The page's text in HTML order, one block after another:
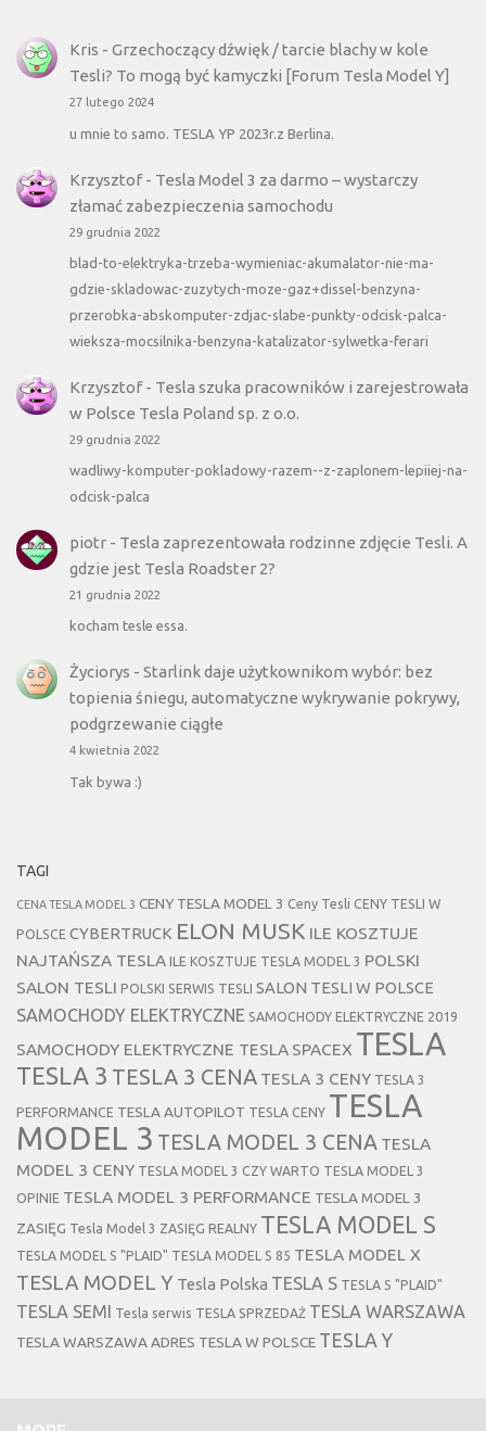
Kris - Grzechoczący dźwięk / tarcie blachy w kole
Tesli? To mogą być kamyczki [Forum Tesla Model Y]
27 lutego 2024
u mnie to samo. TESLA YP 2023r.z Berlina.
Krzysztof- Tesla Model 3 za darmo – wystarczy
złamać zabezpieczenia samochodu
29 grudnia 2022
blad-to-elektryka-trzeba-wymieniac-akumalator-nie-ma-
gdzie-skladowac-zuzytych-moze-gaz+dissel-benzyna-
przerobka-abskomputer-zdjac-slabe-punkty-odcisk-palca-
wieksza-mocsilnika-benzyna-katalizator-sylwetka-ferari
Krzysztof- Tesla szuka pracowników i zarejestrowała
w Polsce Tesla Poland sp. z o.o.
29 grudnia 2022
wadliwy-komputer-pokladowy-razem--z-zaplonem-lepiiej-na-
odcisk-palca
piotr- Tesla zaprezentowała rodzinne zdjęcie Tesli. A
gdzie jest Tesla Roadster 2?
21 grudnia 2022
kocham tesle essa.
Życiorys - Starlink daje użytkownikom wybór: bez
topienia śniegu, automatyczne wykrywanie pokrywy,
podgrzewanie ciągłe
4 kwietnia 2022
Tak bywa :)
TAGI
CENA TESLA MODEL 3 CENY TESLA MODEL 3 Ceny Tesli CENY TESLI W
POLSCE CYBERTRUCK ELON MUSK ILE KOSZTUJE
NAJTAŃSZA TESLA ILE KOSZTUJE TESLA MODEL 3 POLSKI
SALON TESLI POLSKI SERWIS TESLI SALON TESLI W POLSCE
SAMOCHODY ELEKTRYCZNE SAMOCHODY ELEKTRYCZNE 2019
SAMOCHODY ELEKTRYCZNE TESLA SPACEX TESLA
TESLA 3 TESLA 3 CENA TESLA 3 CENY TESLA 3
PERFORMANCE TESLA AUTOPILOT TESLA CENY TESLA
MODEL 3 TESLA MODEL 3 CENA TESLA
MODEL 3 CENY TESLA MODEL 3 CZY WARTO TESLA MODEL 3
OPINIE TESLA MODEL 3 PERFORMANCE TESLA MODEL 3
ZASIĘG Tesla Model 3 ZASIĘG REALNY TESLA MODEL S
TESLA MODEL S "PLAID" TESLA MODEL S 85 TESLA MODEL X
TESLA MODEL Y Tesla Polska TESLA S TESLA S "PLAID"
TESLA SEMI Tesla serwis TESLA SPRZEDAŻ TESLA WARSZAWA
TESLA WARSZAWA ADRES TESLA W POLSCE TESLA Y